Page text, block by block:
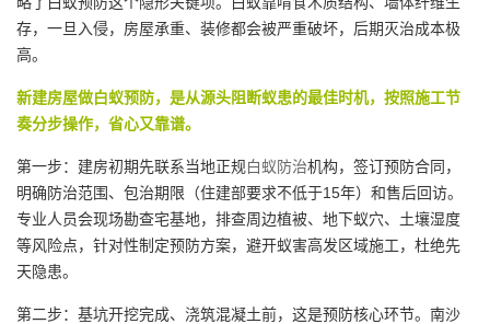
存，一旦入侵，房屋承重、装修都会被严重破坏，后期灭治成本极
高。
新建房屋做白蚁预防，是从源头阻断蚁患的最佳时机，按照施工节
奏分步操作，省心又靠谱。
第一步：建房初期先联系当地正规白蚁防治机构，签订预防合同，
明确防治范围、包治期限（住建部要求不低于15年）和售后回访。
专业人员会现场勘查宅基地，排查周边植被、地下蚁穴、土壤湿度
等风险点，针对性制定预防方案，避开蚁害高发区域施工，杜绝先
天隐患。
第二步：基坑开挖完成、浇筑混凝土前，这是预防核心环节。南沙